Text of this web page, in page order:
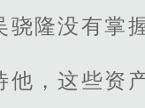
骁隆没有掌
他，这些资